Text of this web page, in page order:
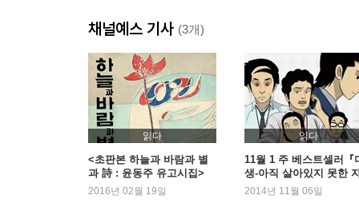
3. 근육이 늘어도 기초대사량은 높아지지 않는다
우리 몸의 기초대사량 비율은 근육 20%, 내장 80%
4. 운동하면 할수록 스트레스가 증가한다
쓸모없는 체지방을 없애는 게 다이어트의 목적
5. 다이어트의 성공 비결은 식사 조절!
운동선수도 운동으로는 살을 못 뺀다
채널예스 기사 (3개)
읽다
<초판본 하늘과 바람과 별
과 詩 : 윤동주 유고시집>
인기 지속
2016년 02월 19일
읽다
11월 1 주 베스트셀러『
생-아직 살아있지 못한
3주 연속 정상
2014년 11월 06일